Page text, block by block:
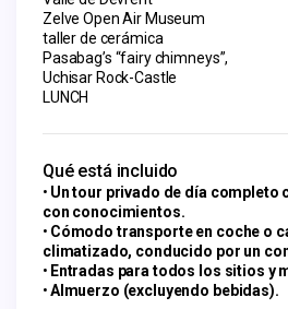
Zelve Open Air Museum
taller de cerámica
Pasabag’s “fairy chimneys”,
Uchisar Rock-Castle
LUNCH
Qué está incluido
Un tour privado de día completo
con conocimientos.
Cómodo transporte en coche o
climatizado, conducido por un
Entradas para todos los sitios y
Almuerzo (excluyendo bebidas).